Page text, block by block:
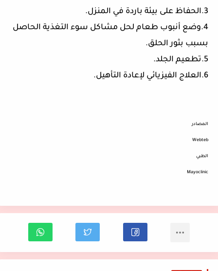
3.الحفاظ على بيئة باردة في المنزل.
4.وضع أنبوب طعام لحل مشاكل سوء التغذية الحاصل
بسبب بثور الحلق.
5.تطعيم الجلد.
6.العلاج الفيزيائي لإعادة التأهيل.
المصادر
Webteb
الطبي
Mayoclinic